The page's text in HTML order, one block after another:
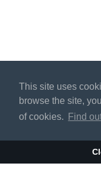
This site uses
browse the site,
of cookies.
Find